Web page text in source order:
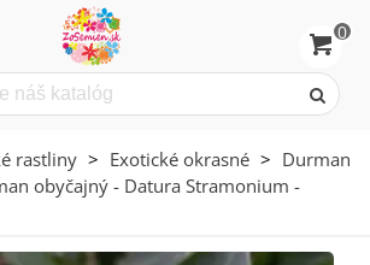
0
rastliny > Exotické okrasné > Durman
obyčajný - Datura Stramonium -